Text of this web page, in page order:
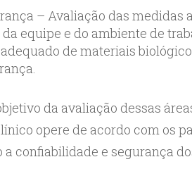
– Avaliação das medidas
equipe e do ambiente de
de materiais
da avaliação dessas
opere de acordo com os
confiabilidade e segurança